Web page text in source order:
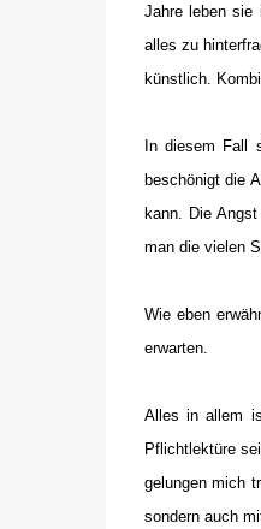
Jahre leben sie
alles zu
künstlich.
In diesem Fall
beschönigt die
kann. Die
man die vielen
Wie eben
erwarten.
Alles in allem
Pflichtlektüre
gelungen mich
sondern auch